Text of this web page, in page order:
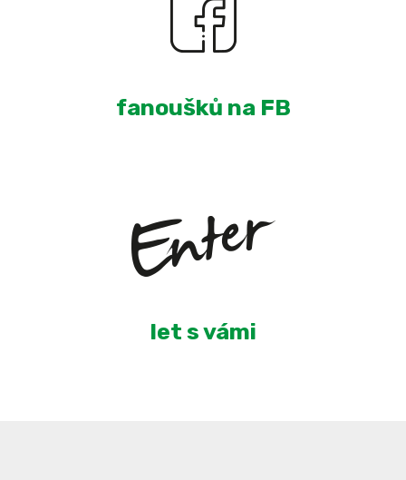
fanoušků na FB
let s vámi